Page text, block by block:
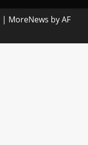
| MoreNews by AF